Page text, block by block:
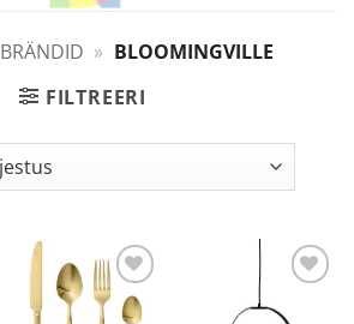
BRÄNDID » BLOOMINGVILLE
FILTREERI
Lisa
soovilisti
soovilisti